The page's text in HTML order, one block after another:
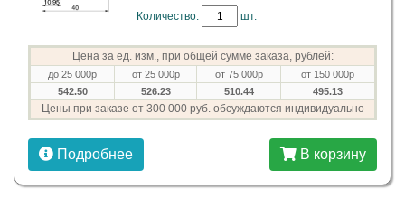
Количество: шт.
Цена за ед. изм., при общей сумме заказа, рублей:
до 25 000р от 25 000р от 75 000р
от 150 000р
542.50
526.23 510.44 495.13
Цены при заказе от 300 000 руб. обсуждаются индивидуально
Подробнее В корзину